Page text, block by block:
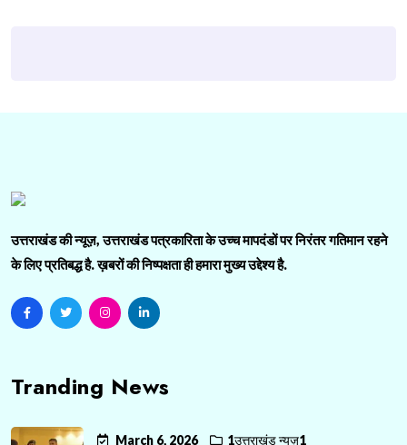
उत्तराखंड की न्यूज़, उत्तराखंड पत्रकारिता के उच्च मापदंडों पर निरंतर गतिमान रहने
के लिए प्रतिबद्ध है. ख़बरों की निष्पक्षता ही हमारा मुख्य उद्देश्य है.
Tranding News
March 6, 2026 1उत्तराखंड न्यूज़1